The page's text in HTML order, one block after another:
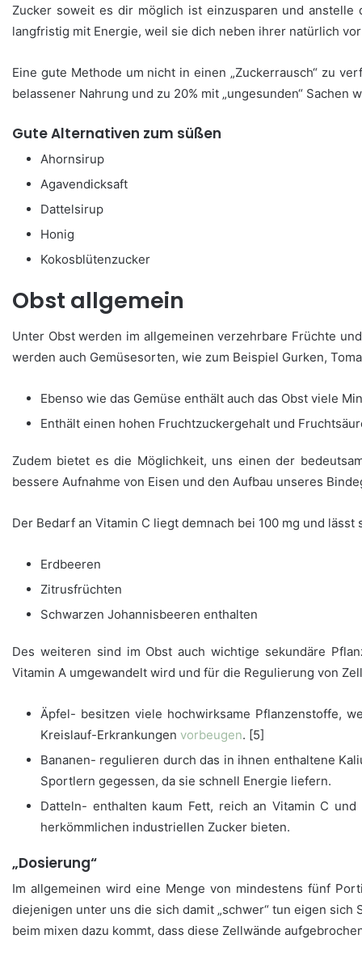
Zucker soweit es dir möglich ist einzusparen und
langfristig mit Energie, weil sie dich neben ihrer natürlich
Eine gute Methode um nicht in einen „Zuckerrausch“ zu
belassener Nahrung und zu 20% mit „ungesunden“
Gute Alternativen zum süßen
Ahornsirup
Agavendicksaft
Dattelsirup
Honig
Kokosblütenzucker
Obst allgemein
Unter Obst werden im allgemeinen verzehrbare Früchte
werden auch Gemüsesorten, wie zum Beispiel Gurken,
Ebenso wie das Gemüse enthält auch das Obst viele
Enthält einen hohen Fruchtzuckergehalt und
Zudem bietet es die Möglichkeit, uns einen der
bessere Aufnahme von Eisen und den Aufbau unseres
Der Bedarf an Vitamin C liegt demnach bei 100 mg und
Erdbeeren
Zitrusfrüchten
Schwarzen Johannisbeeren enthalten
Des weiteren sind im Obst auch wichtige sekundäre
Vitamin A umgewandelt wird und für die Regulierung von
Äpfel- besitzen viele hochwirksame Pflanzenstoffe,
Kreislauf-Erkrankungen vorbeugen. [5]
Bananen- regulieren durch das in ihnen enthaltene
Sportlern gegessen, da sie schnell Energie liefern.
Datteln- enthalten kaum Fett, reich an Vitamin C
herkömmlichen industriellen Zucker bieten.
„Dosierung“
Im allgemeinen wird eine Menge von mindestens fünf
diejenigen unter uns die sich damit „schwer“ tun eigen
beim mixen dazu kommt, dass diese Zellwände